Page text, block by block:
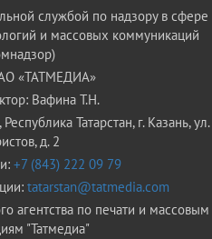
службой по надзору в сфере
и массовых коммуникаций
«ТАТМЕДИА»
Вафина Т.Н.
Татарстан, г. Казань, ул.
д. 2
+7 (843) 222 09 79
tatarstan@tatmedia.com
агентства по печати и массовым
"Татмедиа"